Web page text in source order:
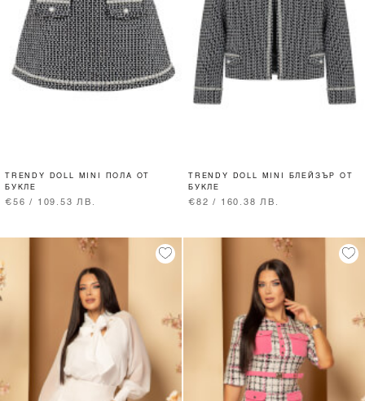
TRENDY DOLL MINI ПОЛА ОТ
БУКЛЕ
€56 / 109.53 ЛВ.
TRENDY DOLL MINI БЛЕЙЗЪР ОТ
БУКЛЕ
€82 / 160.38 ЛВ.